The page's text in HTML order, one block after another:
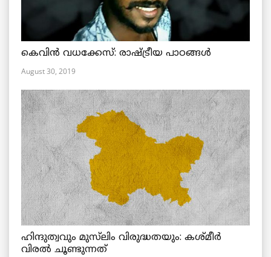
കെവിൻ വധക്കേസ്: രാഷ്ട്രീയ പാഠങ്ങൾ
August 30, 2019
ഹിന്ദുത്വവും മുസ്‌ലിം വിരുദ്ധതയും: കശ്മീർ
വിരൽ ചൂണ്ടുന്നത്